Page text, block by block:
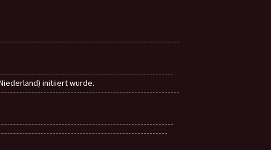
initiiert wurde.